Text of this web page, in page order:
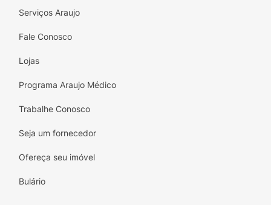
extremamente confortável.
Longa Duração:
Hidratação Prolongada:
30ml, ideal para carregar no nécessaire.
Modo de Usar:
Serviços Araujo
Fale Conosco
Lojas
Programa Araujo Médico
Trabalhe Conosco
Seja um fornecedor
Ofereça seu imóvel
Bulário